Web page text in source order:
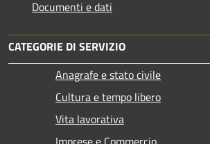
Documenti e dati
CATEGORIE DI SERVIZIO
Anagrafe e stato civile
Cultura e tempo libero
Vita lavorativa